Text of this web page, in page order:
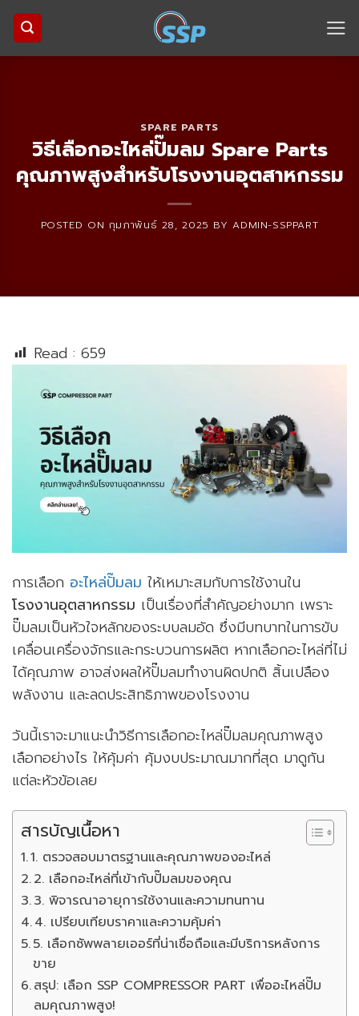
Skip
content
SPARE PARTS
วิธีเลือกอะไหล่ปั๊มลม Spare Parts
คุณภาพสูงสำหรับโรงงานอุตสาหกรรม
POSTED ON กุมภาพันธ์ 28, 2025 BYADMIN-SSPPART
Read : 659
การเลือก อะไหล่ปั๊มลม ให้เหมาะสมกับการใช้งานใน
โรงงานอุตสาหกรรม เป็นเรื่องที่สำคัญอย่างมาก เพราะ
ปั๊มลมเป็นหัวใจหลักของระบบลมอัด ซึ่งมีบทบาทในการขับ
เคลื่อนเครื่องจักรและกระบวนการผลิต หากเลือกอะไหล่ที่ไม่
ได้คุณภาพ อาจส่งผลให้ปั๊มลมทำงานผิดปกติ สิ้นเปลือง
พลังงาน และลดประสิทธิภาพของโรงงาน
วันนี้เราจะมาแนะนำวิธีการเลือกอะไหล่ปั๊มลมคุณภาพสูง
เลือกอย่างไร ให้คุ้มค่า คุ้มงบประมาณมากที่สุด มาดูกัน
แต่ละหัวข้อเลย
สารบัญเนื้อหา
1. ตรวจสอบมาตรฐานและคุณภาพของอะไหล่
2. เลือกอะไหล่ที่เข้ากับปั๊มลมของคุณ
3. พิจารณาอายุการใช้งานและความทนทาน
4. เปรียบเทียบราคาและความคุ้มค่า
5. เลือกซัพพลายเออร์ที่น่าเชื่อถือและมีบริการหลังการ
ขาย
สรุป: เลือก SSP COMPRESSOR PART เพื่ออะไหล่ปั๊ม
ลมคุณภาพสูง!